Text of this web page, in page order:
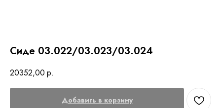
Сиде 03.022/03.023/03.024
20352,00 р.
Добавить в корзину